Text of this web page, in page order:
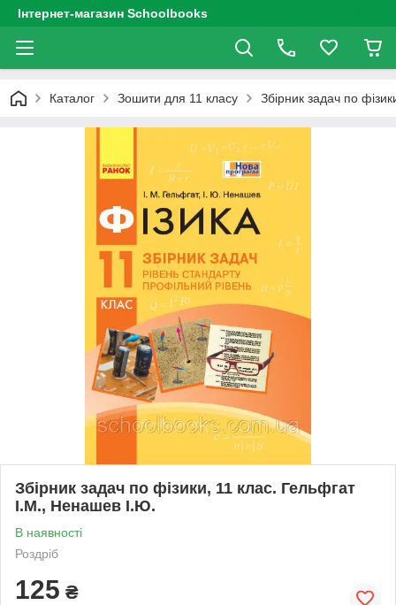
Інтернет-магазин Schoolbooks
Каталог Зошити для 11 класу Збірник задач по
Збірник задач по фізики, 11 клас. Гельфгат
І.М., Ненашев І.Ю.
В наявності
Роздріб
125 ₴